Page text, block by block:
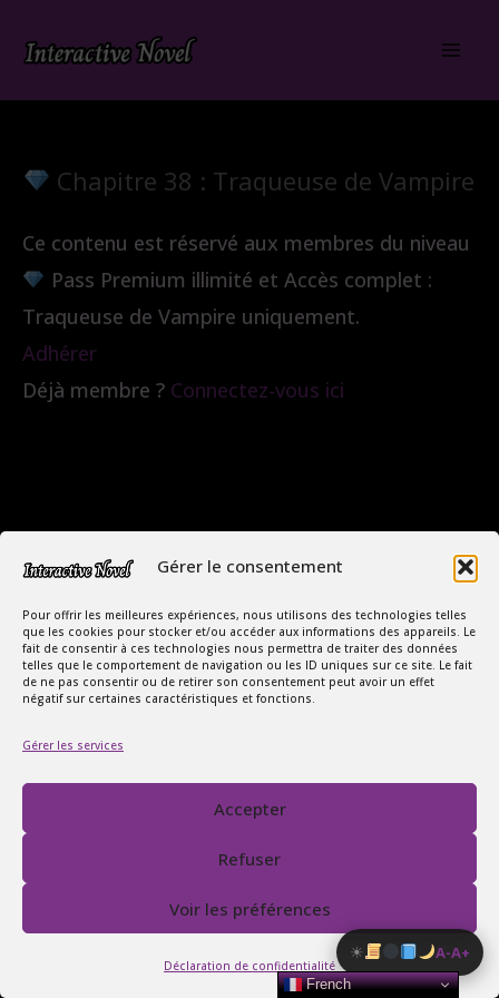
Gérer le consentement
Pour offrir les meilleures expériences, nous utilisons des technologies telles
que les cookies pour stocker et/ou accéder aux informations des appareils. Le
fait de consentir à ces technologies nous permettra de traiter des données
telles que le comportement de navigation ou les ID uniques sur ce site. Le fait
de ne pas consentir ou de retirer son consentement peut avoir un effet
négatif sur certaines caractéristiques et fonctions.
Gérer les services
Accepter
Refuser
Voir les préférences
Déclaration de confidentialité
☀ A-A+
Chapitre 38 : Traqueuse de Vampire
Ce contenu est réservé aux membres du niveau
Pass Premium illimité et Accès complet :
Traqueuse de Vampire uniquement.
Adhérer
Déjà membre ? Connectez-vous ici
Copyright Interactive Novel © 2026
Le Monde Captivant des Romances
Conditions Générales de Vente
Politique de confidentialité
French